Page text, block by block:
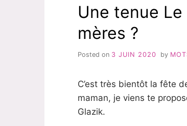
GRAINE
DE
FÊTE
MAMANS
Une tenue
mères ?
Posted on 3 JUIN 2020 by
C’est très bientôt la fête
maman, je viens te
Glazik.